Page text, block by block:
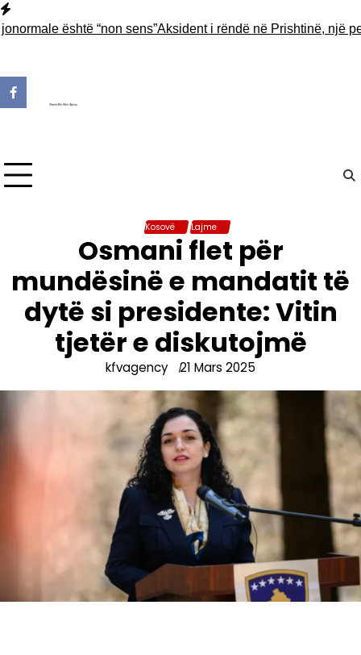
Skip
to
është “non sens”Aksident i rëndë në Prishtinë, një
Kosovë Lajme
Osmani flet për
mundësinë e mandatit të
dytë si presidente: Vitin
tjetër e diskutojmë
kfvagency 21 Mars 2025